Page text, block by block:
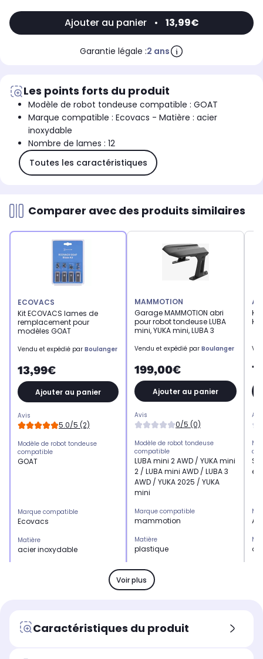
Ajouter au panier • 13,99€
Garantie légale :2 ans
Les points forts du produit
Modèle de robot tondeuse compatible : GOAT
Marque compatible : Ecovacs - Matière : acier
inoxydable
Nombre de lames : 12
Toutes les caractéristiques
Comparer avec des produits similaires
ECOVACS
Kit ECOVACS lames de
remplacement pour
modèles GOAT
Vendu et expédié par Boulanger
13,99€
Ajouter au panier
Avis
5.0/5 (2)
Modèle de robot tondeuse
compatible
GOAT
Marque compatible
Ecovacs
Matière
acier inoxydable
MAMMOTION
Garage MAMMOTION abri
pour robot tondeuse LUBA
mini, YUKA mini, LUBA 3
Vendu et expédié par Boulanger
199,00€
Ajouter au panier
Avis
0/5 (0)
Modèle de robot tondeuse
compatible
LUBA mini 2 AWD / YUKA mini
2 / LUBA mini AWD / LUBA 3
AWD / YUKA 2025 / YUKA
mini
Marque compatible
mammotion
Matière
plastique
Longueur du câble
-
Kit
Kit
et
Voir plus
Caractéristiques du produit